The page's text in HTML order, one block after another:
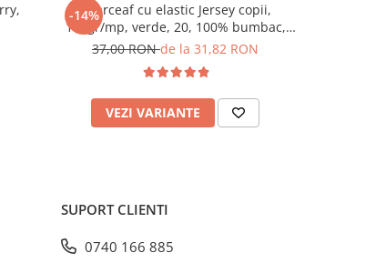
-14%Cearceaf cu elastic Jersey copii,
115gr/mp, verde, 20, 100% bumbac,
Gecor
37,00 RONde la 31,82 RON
VEZI VARIANTE
SUPORT CLIENTI
0740 166 885